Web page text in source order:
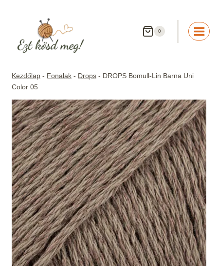
0
Kezdőlap - Fonalak - Drops - DROPS Bomull-Lin Barna Uni
Color 05